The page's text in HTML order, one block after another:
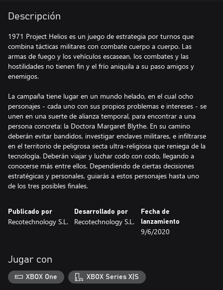
Descripción
1971 Project Helios es un juego de estrategia por turnos que
combina tácticas militares con combate cuerpo a cuerpo. Las
armas de fuego y los vehículos escasean, los combates y las
hostilidades no tienen fin y el frío aniquila a su paso amigos y
enemigos.
La campaña tiene lugar en un mundo helado, en el cual ocho
personajes - cada uno con sus propios problemas e intereses - se
unen en una suerte de alianza temporal, para encontrar a una
persona concreta: la Doctora Margaret Blythe. En su camino
deberán evitar bandidos, investigar enclaves militares, e infiltrarse
en el territorio de peligrosa secta ultra-religiosa que reniega de la
tecnología. Deberán viajar y luchar codo con codo, llegando a
conocerse más entre ellos. Dependiendo de ciertas decisiones
estratégicas y personales, guiarás a estos personajes hasta uno
de los tres posibles finales.
Publicado por
Recotechnology S.L.
Desarrollado por
Recotechnology S.L.
Fecha de
lanzamiento
9/6/2020
Jugar con
XBOX One XBOX Series X|S